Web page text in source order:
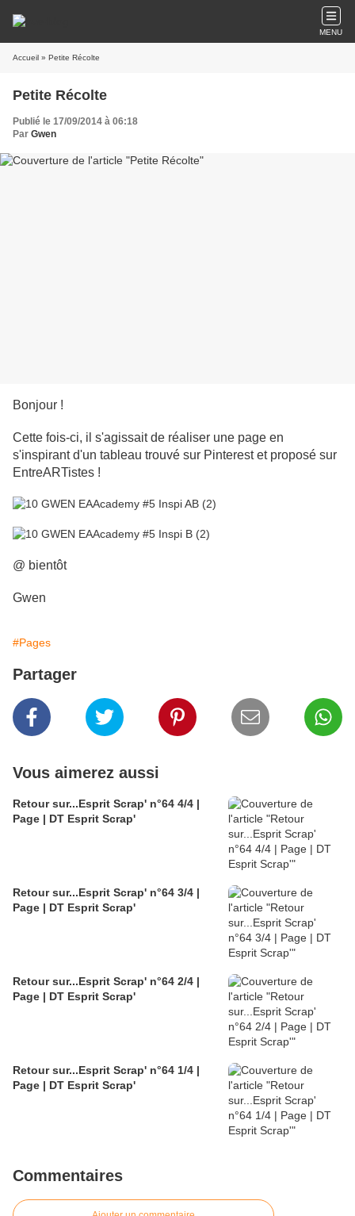
MENU
Accueil » Petite Récolte
Petite Récolte
Publié le 17/09/2014 à 06:18
Par Gwen
Bonjour !
Cette fois-ci, il s'agissait de réaliser une page en
s'inspirant d'un tableau trouvé sur Pinterest et proposé sur
EntreARTistes !
@ bientôt
Gwen
#Pages
Partager
Vous aimerez aussi
Retour sur...Esprit Scrap' n°64 4/4 |
Page | DT Esprit Scrap'
Retour sur...Esprit Scrap' n°64 3/4 |
Page | DT Esprit Scrap'
Retour sur...Esprit Scrap' n°64 2/4 |
Page | DT Esprit Scrap'
Retour sur...Esprit Scrap' n°64 1/4 |
Page | DT Esprit Scrap'
Commentaires